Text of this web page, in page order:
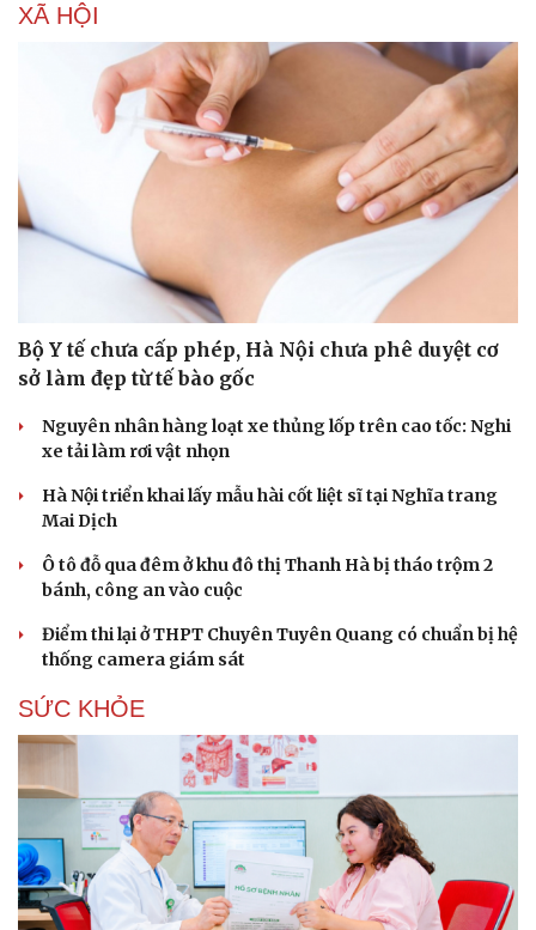
check-in
Câu chuyện thời sự
Đọc truyện đêm khuya
Cửa sổ tình yêu
Kể chuyện cho bé
Hạt giống tâm hồn
XÃ HỘI
Bộ Y tế chưa cấp phép, Hà Nội chưa phê duyệt cơ
sở làm đẹp từ tế bào gốc
Nguyên nhân hàng loạt xe thủng lốp trên cao tốc: Nghi
xe tải làm rơi vật nhọn
Hà Nội triển khai lấy mẫu hài cốt liệt sĩ tại Nghĩa trang
Mai Dịch
Ô tô đỗ qua đêm ở khu đô thị Thanh Hà bị tháo trộm 2
bánh, công an vào cuộc
Điểm thi lại ở THPT Chuyên Tuyên Quang có chuẩn bị hệ
thống camera giám sát
SỨC KHỎE